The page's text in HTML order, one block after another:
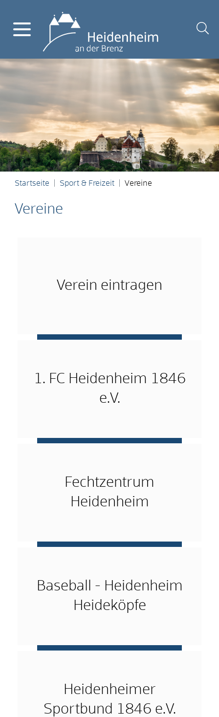
Startseite Sport & Freizeit Vereine
Vereine
Verein eintragen
1. FC Heidenheim 1846
e.V.
Fechtzentrum
Heidenheim
Baseball - Heidenheim
Heideköpfe
Heidenheimer
Sportbund 1846 e.V.